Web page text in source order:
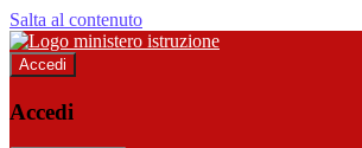
Salta al contenuto
Accedi
Accedi